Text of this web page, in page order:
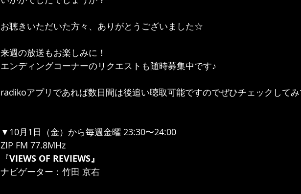
お聴きいただいた方々、ありがとうございました☆
来週の放送もお楽しみに！
エンディングコーナーのリクエストも随時募集中です♪
radikoアプリであれば数日間は後追い聴取可能ですのでぜひチェックして
▼10月1日（金）から毎週金曜 23:30〜24:00
ZIP FM 77.8MHz
『VIEWS OF REVIEWS』
ナビゲーター：竹田 京右